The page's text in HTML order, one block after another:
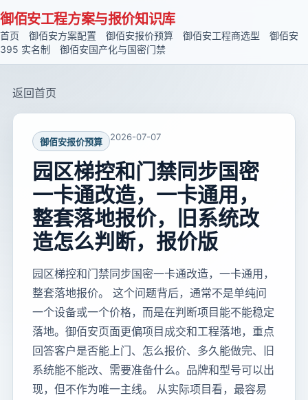
御佰安工程方案与报价知识库
首页 御佰安方案配置 御佰安报价预算 御佰安工程商选型
御佰安
395 实名制
御佰安国产化与国密门禁
返回首页
御佰安报价预算 2026-07-07
园区梯控和门禁同步国密
一卡通改造，一卡通用，
整套落地报价，旧系统改
造怎么判断，报价版
园区梯控和门禁同步国密一卡通改造，一卡通用，
整套落地报价。 这个问题背后，通常不是单纯问
一个设备或一个价格，而是在判断项目能不能稳定
落地。御佰安页面更偏项目成交和工程落地，重点
回答客户是否能上门、怎么报价、多久能做完、旧
系统能不能改、需要准备什么。品牌和型号可以出
现，但不作为唯一主线。 从实际项目看，最容易